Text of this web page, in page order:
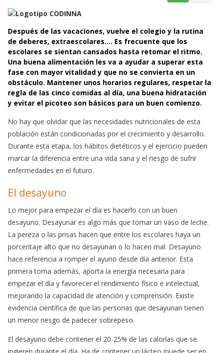
c
e
b
o
o
k
a
t
s
A
p
p
a
i
l
Después de las vacaciones, vuelve el colegio y la rutina
de deberes, extraescolares…. Es frecuente que los
escolares se sientan cansados hasta retomar el ritmo.
Una buena alimentación les va a ayudar a superar esta
fase con mayor vitalidad y que no se convierta en un
obstáculo. Mantener unos horarios regulares, respetar la
regla de las cinco comidas al día, una buena hidratación
y evitar el picoteo son básicos para un buen comienzo.
No hay que olvidar que las necesidades nutricionales de esta
población están condicionadas por el crecimiento y desarrollo.
Durante esta etapa, los hábitos dietéticos y el ejercicio pueden
marcar la diferencia entre una vida sana y el riesgo de sufrir
enfermedades en el futuro.
El desayuno
Lo mejor para empezar el día es hacerlo con un buen
desayuno. Desayunar es algo más que tomar un vaso de leche.
La pereza o las prisas hacen que entre los escolares haya un
porcentaje alto que no desayunan o lo hacen mal. Desayuno
hace referencia a romper el ayuno desde día anterior. Esta
primera toma además, aporta la energía necesaria para
empezar el día y favorecer el rendimiento físico e intelectual,
mejorando la capacidad de atención y comprensión. Existe
evidencia científica de que las personas que desayunan tienen
un menor riesgo de padecer sobrepeso.
El desayuno debe contener el 20-25% de las calorías que se